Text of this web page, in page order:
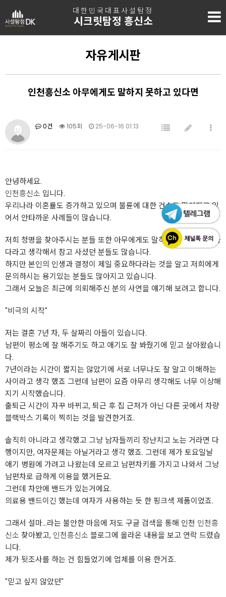
대한민국대표사설탐정
시크릿탐정 흥신소
자유게시판
인천흥신소 아무에게도 말하지 못하고 있다면
0건 105회 25-06-16 01:13
안녕하세요.
인천흥신소 입니다.
우리나라 이혼률도 증가하고 있으며 불륜에 대한 건수도 많아지고 있
어서 안타까운 사례들이 많습니다.
저희 청명을 찾아주시는 분들 또한 아무에게도 말하지 못하고, 창피하
다라고 생각해서 참고 사셨던 분들도 많습니다.
하지만 본인의 인생과 결정이 제일 중요하다라는 것을 알고 저희에게
문의하시는 용기있는 분들도 많아지고 있습니다.
그래서 오늘은 최근에 의뢰해주신 분의 사연을 얘기해 보려고 합니다.
"비극의 시작"
저는 결혼 7년 차, 두 살짜리 아들이 있습니다.
남편이 평소에 잘 해주기도 하고 애기도 잘 봐줬기에 믿고 살아왔습니
다.
7년이라는 시간이 짧지는 않았기에 서로 너무나도 잘 알고 이해하는
사이라고 생각 했죠 그런데 남편이 요즘 아무리 생각해도 너무 이상해
지기 시작했습니다.
출퇴근 시간이 자꾸 바뀌고, 퇴근 후 집 근처가 아닌 다른 곳에서 차량
블랙박스 기록이 찍히는 것을 발견한거죠.
솔직히 아니라고 생각했고 그냥 남자들끼리 장난치고 노는 거라면 다
행이지만, 여자문제는 아닐거라고 생각 했죠. 그런데 제가 토요일날
애기 병원에 가려고 나왔는데 모르고 남편차키를 가지고 나와서 그냥
남편차로 급하게 이용을 했거든요.
그런데 차안에 밴드가 있는거에요.
의료용 밴드이긴 했는데 여자가 사용하는 듯 한 핑크색 제품이었죠.
그래서 설마…라는 불안한 마음에 저도 구글 검색을 통해 인천 인천흥
신소 찾아봤고, 인천흥신소 블로그에 올라온 내용을 보고 연락 드렸습
니다.
제가 뒷조사를 하는 건 힘들었기에 업체를 이용 한거죠.
"믿고 싶지 않았던"